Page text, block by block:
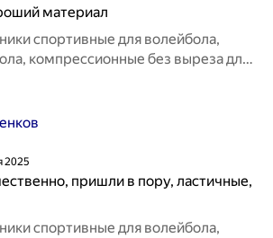
материал
спортивные для волейбола,
компрессионные без выреза для
+ белые
2025
пришли в пору, ластичные,
спортивные для волейбола,